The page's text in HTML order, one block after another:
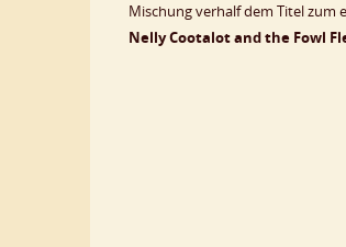
Mischung verhalf dem Titel zum
Nelly Cootalot and the Fowl